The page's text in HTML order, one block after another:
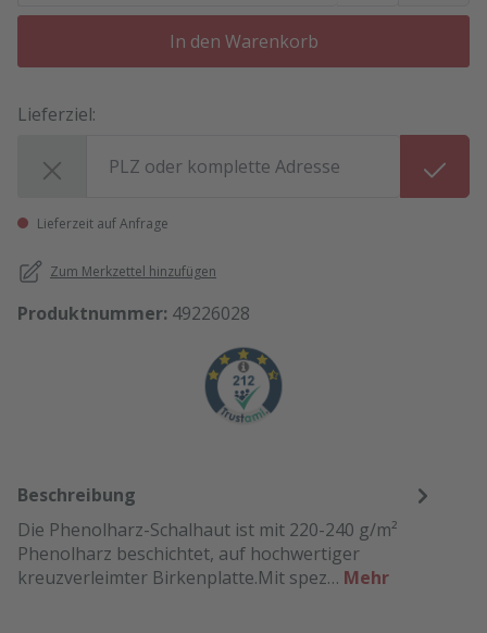
In den Warenkorb
Lieferziel:
Lieferzeit auf Anfrage
Zum Merkzettel hinzufügen
Produktnummer: 49226028
Beschreibung
Die Phenolharz-Schalhaut ist mit 220-240 g/m²
Phenolharz beschichtet, auf hochwertiger
kreuzverleimter Birkenplatte.Mit spez… Mehr